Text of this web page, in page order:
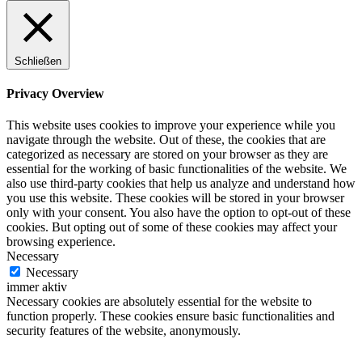
Schließen
Privacy Overview
This website uses cookies to improve your experience while you
navigate through the website. Out of these, the cookies that are
categorized as necessary are stored on your browser as they are
essential for the working of basic functionalities of the website. We
also use third-party cookies that help us analyze and understand how
you use this website. These cookies will be stored in your browser
only with your consent. You also have the option to opt-out of these
cookies. But opting out of some of these cookies may affect your
browsing experience.
Necessary
Necessary
immer aktiv
Necessary cookies are absolutely essential for the website to
function properly. These cookies ensure basic functionalities and
security features of the website, anonymously.